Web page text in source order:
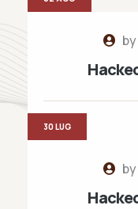
by
by
30 LUG